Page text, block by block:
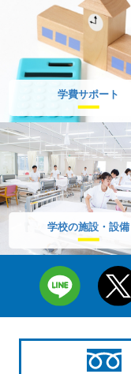
学費サポート
学校の施設・設備